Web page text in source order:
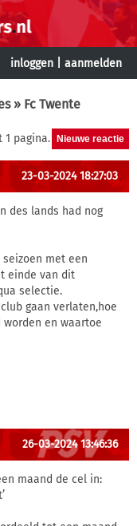
inloggen aanmelden
» Fc Twente
pagina.
23-03-2024 18:27:03
des lands had nog
met een
einde van dit
selectie.
gaan verlaten,hoe
en waartoe
26-03-2024 13:46:36
maand de cel in: